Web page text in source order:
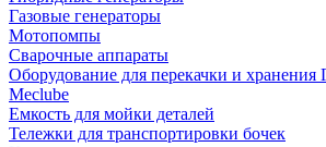
Газовые генераторы
Мотопомпы
Сварочные аппараты
Оборудование для перекачки и
Meclube
Емкость для мойки деталей
Тележки для транспортировки бочек